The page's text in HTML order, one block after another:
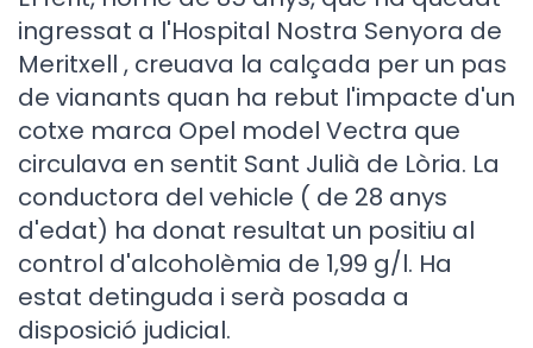
ingressat a l'Hospital Nostra Senyora de
Meritxell , creuava la calçada per un pas
de vianants quan ha rebut l'impacte d'un
cotxe marca Opel model Vectra que
circulava en sentit Sant Julià de Lòria. La
conductora del vehicle ( de 28 anys
d'edat) ha donat resultat un positiu al
control d'alcoholèmia de 1,99 g/l. Ha
estat detinguda i serà posada a
disposició judicial.